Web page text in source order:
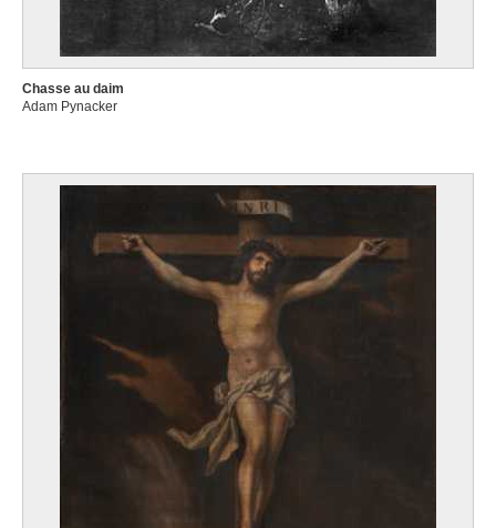
Chasse au daim
Adam Pynacker